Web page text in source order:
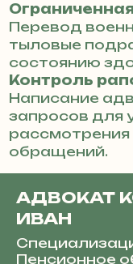
Перевод
тыловые
состоянию
Контроль
Написание
запросов для
обращений.
АДВОКАТ
ИВАН
Пенсионное